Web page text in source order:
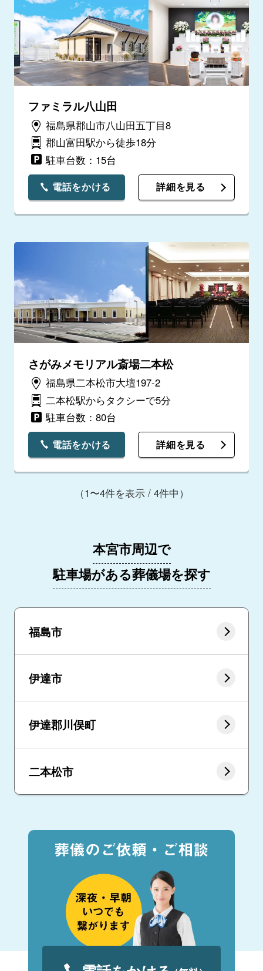
ファミラル八山田
福島県郡山市八山田五丁目8
郡山富田駅から徒歩18分
駐車台数：15台
電話をかける 詳細を見る
さがみメモリアル斎場二本松
福島県二本松市大壇197-2
二本松駅からタクシーで5分
駐車台数：80台
電話をかける 詳細を見る
（1〜4件を表示 / 4件中）
本宮市周辺で
駐車場がある葬儀場を探す
福島市
伊達市
伊達郡川俣町
二本松市